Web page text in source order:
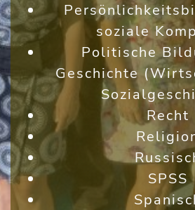
soziale
Politische
Geschichte
Recht
SPSS